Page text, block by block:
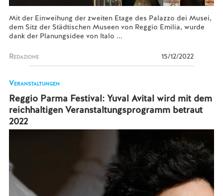
Mit der Einweihung der zweiten Etage des Palazzo dei Musei,
dem Sitz der Städtischen Museen von Reggio Emilia, wurde
dank der Planungsidee von Italo ...
Redazione 15/12/2022
Veranstaltungen
Reggio Parma Festival: Yuval Avital wird mit dem
reichhaltigen Veranstaltungsprogramm betraut
2022